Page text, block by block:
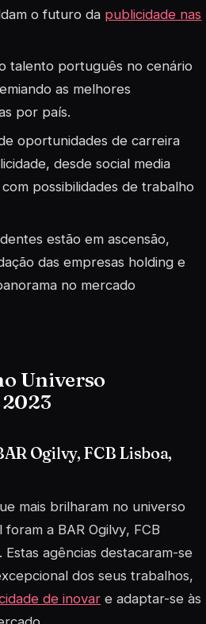
o futuro da publicidade nas
talento português no cenário
as melhores
por país.
oportunidades de carreira
desde social media
possibilidades de trabalho
estão em ascensão,
das empresas holding e
no mercado
Universo
Ogilvy, FCB Lisboa,
mais brilharam no universo
foram a BAR Ogilvy, FCB
Estas agências destacaram-se
dos seus trabalhos,
de inovar e adaptar-se às